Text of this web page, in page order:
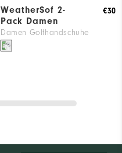
WeatherSof 2-
Pack Damen
Damen Golfhandschuhe
€30